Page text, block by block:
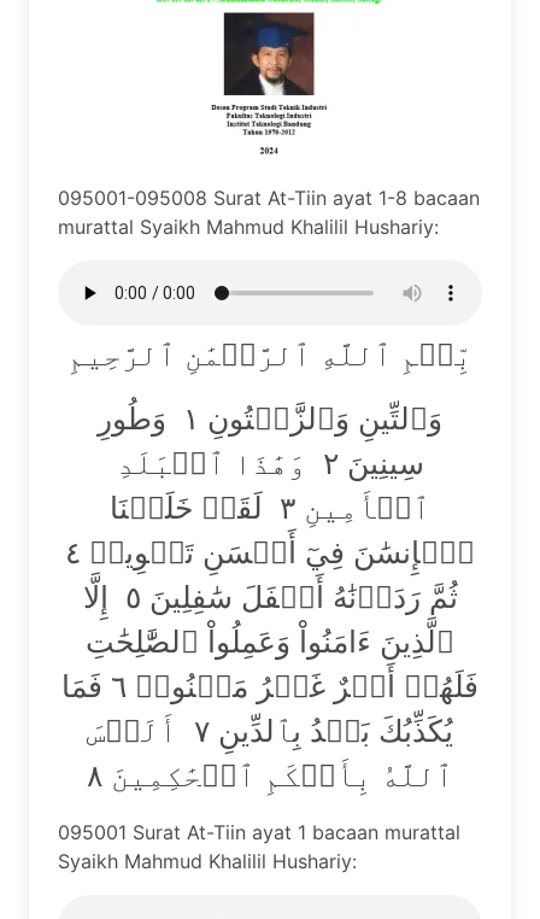
095001-095008 Surat At-Tiin ayat 1-8 bacaan
murattal Syaikh Mahmud Khalilil Hushariy:
بِّسۡمِ ٱللَّهِ ٱلرَّحۡمَٰنِ ٱلرَّحِيمِ
وَٱلتِّينِ وَٱلزَّيۡتُونِ ١ وَطُورِ
سِينِينَ ٢ وَهَٰذَا ٱلۡبَلَدِ
ٱلۡأَمِينِ ٣ لَقَدۡ خَلَقۡنَا
ٱلۡإِنسَٰنَ فِيٓ أَحۡسَنِ تَقۡوِيمٖ ٤
ثُمَّ رَدَدۡنَٰهُ أَسۡفَلَ سَٰفِلِينَ ٥ إِلَّا
ٱلَّذِينَ ءَامَنُواْ وَعَمِلُواْ ٱلصَّٰلِحَٰتِ
فَلَهُمۡ أَجۡرٌ غَيۡرُ مَمۡنُونٖ ٦ فَمَا
يُكَذِّبُكَ بَعۡدُ بِٱلدِّينِ ٧ أَلَيۡسَ
ٱللَّهُ بِأَحۡكَمِ ٱلۡحَٰكِمِينَ ٨
095001 Surat At-Tiin ayat 1 bacaan murattal
Syaikh Mahmud Khalilil Hushariy: